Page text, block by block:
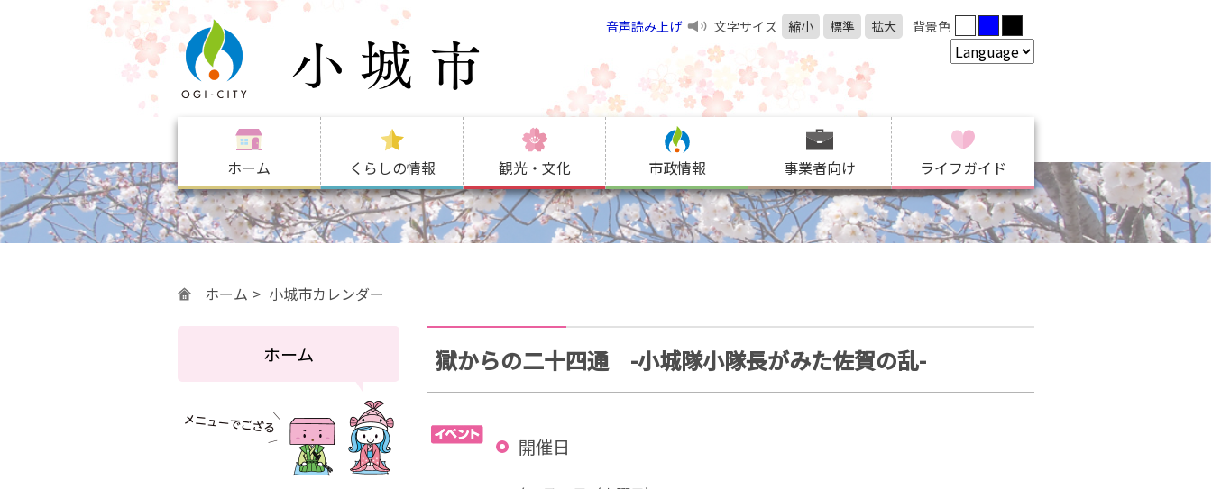
音声読み上げ 文字サイズ 縮小 標準 拡大 背景色
ホーム くらしの情報 観光・文化 市政情報 事業者向け ライフガイド
ホーム 小城市カレンダー
獄からの二十四通 -小城隊小隊長がみた佐賀の乱-
開催日
ホーム